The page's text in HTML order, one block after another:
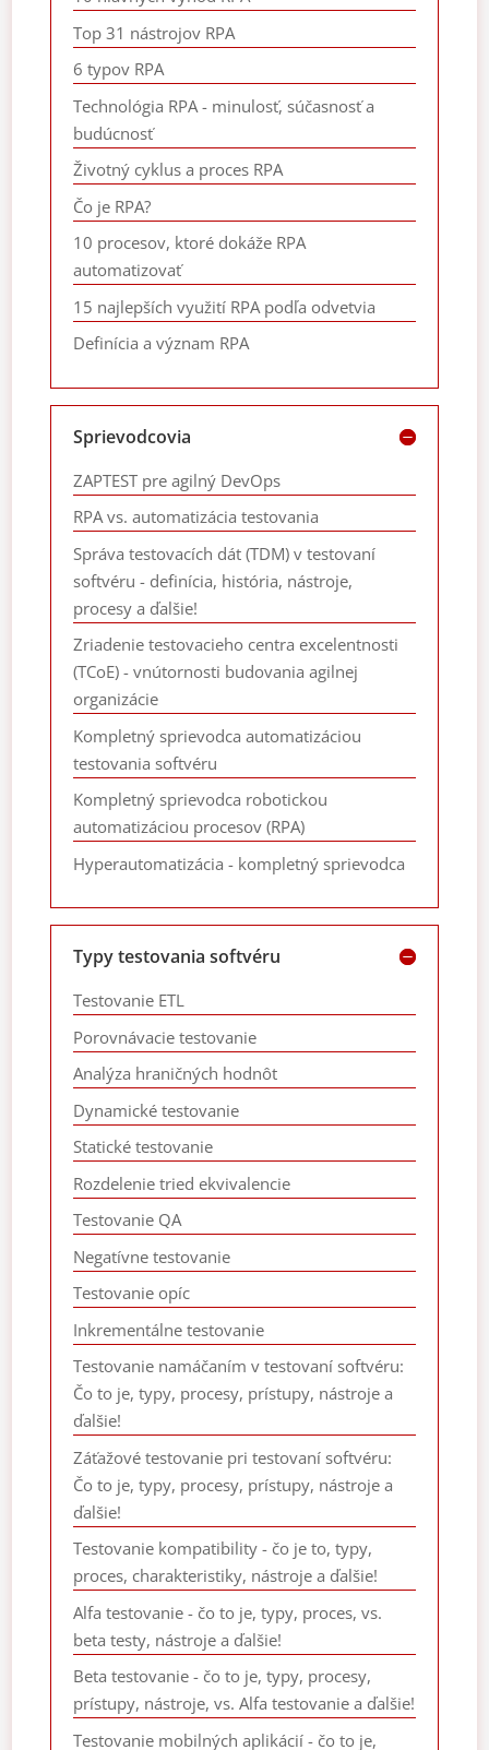
Top 31 nástrojov RPA
6 typov RPA
Technológia RPA - minulosť, súčasnosť a
budúcnosť
Životný cyklus a proces RPA
Čo je RPA?
10 procesov, ktoré dokáže RPA
automatizovať
15 najlepších využití RPA podľa odvetvia
Definícia a význam RPA
Sprievodcovia
ZAPTEST pre agilný DevOps
RPA vs. automatizácia testovania
Správa testovacích dát (TDM) v testovaní
softvéru - definícia, história, nástroje,
procesy a ďalšie!
Zriadenie testovacieho centra excelentnosti
(TCoE) - vnútornosti budovania agilnej
organizácie
Kompletný sprievodca automatizáciou
testovania softvéru
Kompletný sprievodca robotickou
automatizáciou procesov (RPA)
Hyperautomatizácia - kompletný sprievodca
Typy testovania softvéru
Testovanie ETL
Porovnávacie testovanie
Analýza hraničných hodnôt
Dynamické testovanie
Statické testovanie
Rozdelenie tried ekvivalencie
Testovanie QA
Negatívne testovanie
Testovanie opíc
Inkrementálne testovanie
Testovanie namáčaním v testovaní softvéru:
Čo to je, typy, procesy, prístupy, nástroje a
ďalšie!
Záťažové testovanie pri testovaní softvéru:
Čo to je, typy, procesy, prístupy, nástroje a
ďalšie!
Testovanie kompatibility - čo je to, typy,
proces, charakteristiky, nástroje a ďalšie!
Alfa testovanie - čo to je, typy, proces, vs.
beta testy, nástroje a ďalšie!
Beta testovanie - čo to je, typy, procesy,
prístupy, nástroje, vs. Alfa testovanie a ďalšie!
Testovanie mobilných aplikácií - čo to je,